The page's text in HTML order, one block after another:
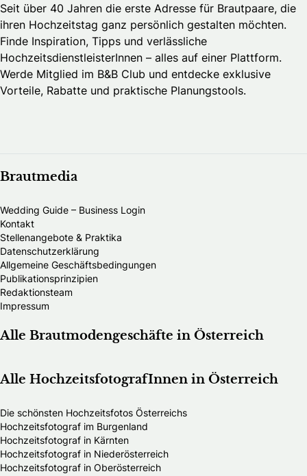
Seit über 40 Jahren die erste Adresse für Brautpaare, die
ihren Hochzeitstag ganz persönlich gestalten möchten.
Finde Inspiration, Tipps und verlässliche
HochzeitsdienstleisterInnen – alles auf einer Plattform.
Werde Mitglied im B&B Club und entdecke exklusive
Vorteile, Rabatte und praktische Planungstools.
Brautmedia
Wedding Guide – Business Login
Kontakt
Stellenangebote & Praktika
Datenschutzerklärung
Allgemeine Geschäftsbedingungen
Publikationsprinzipien
Redaktionsteam
Impressum
Alle Brautmodengeschäfte in Österreich
Alle HochzeitsfotografInnen in Österreich
Die schönsten Hochzeitsfotos Österreichs
Hochzeitsfotograf im Burgenland
Hochzeitsfotograf in Kärnten
Hochzeitsfotograf in Niederösterreich
Hochzeitsfotograf in Oberösterreich